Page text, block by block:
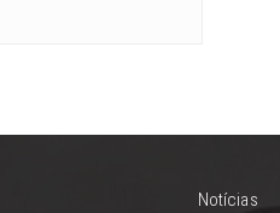
Notícias